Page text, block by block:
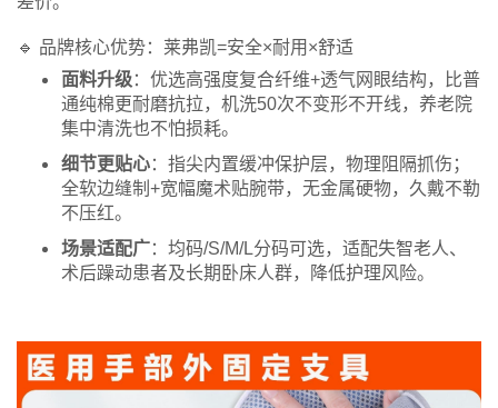
🔹 品牌核心优势：莱弗凯=安全×耐用×舒适
面料升级：优选高强度复合纤维+透气网眼结构，比普
通纯棉更耐磨抗拉，机洗50次不变形不开线，养老院
集中清洗也不怕损耗。
细节更贴心：指尖内置缓冲保护层，物理阻隔抓伤；
全软边缝制+宽幅魔术贴腕带，无金属硬物，久戴不勒
不压红。
场景适配广：均码/S/M/L分码可选，适配失智老人、
术后躁动患者及长期卧床人群，降低护理风险。